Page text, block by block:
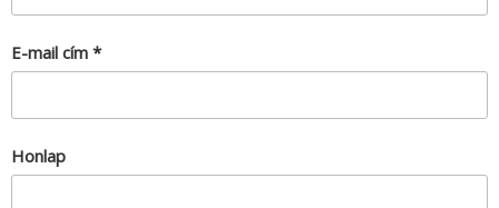
E-mail cím *
Honlap